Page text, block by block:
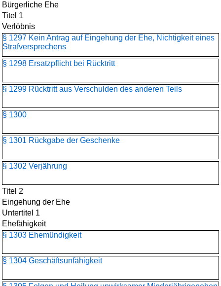
Bürgerliche Ehe
Titel 1
Verlöbnis
§ 1297 Kein Antrag auf Eingehung der Ehe, Nichtigkeit eines
Strafversprechens
§ 1298 Ersatzpflicht bei Rücktritt
§ 1299 Rücktritt aus Verschulden des anderen Teils
§ 1300
§ 1301 Rückgabe der Geschenke
§ 1302 Verjährung
Titel 2
Eingehung der Ehe
Untertitel 1
Ehefähigkeit
§ 1303 Ehemündigkeit
§ 1304 Geschäftsunfähigkeit